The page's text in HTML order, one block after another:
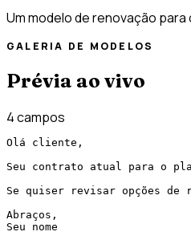
Um modelo de renovação
GALERIA DE MODELOS
Prévia ao vivo
4 campos
Olá cliente,
Seu contrato atual para o
Se quiser revisar opções de
Abraços,
Seu nome